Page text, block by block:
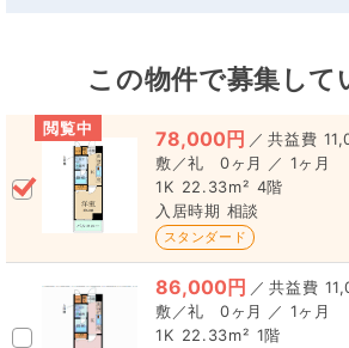
この物件で募集して
78,000円 ／
0ヶ月 ／ 1ヶ月
1K 22.33m² 4階
相談
スタンダード
閲覧中
86,000円 ／
0ヶ月 ／ 1ヶ月
1K 22.33m² 1階